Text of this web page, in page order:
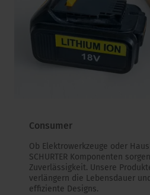
Consumer
Ob Elektrowerkzeuge oder
SCHURTER Komponenten
Zuverlässigkeit. Unsere
verlängern die Lebensdauer
effiziente Designs.